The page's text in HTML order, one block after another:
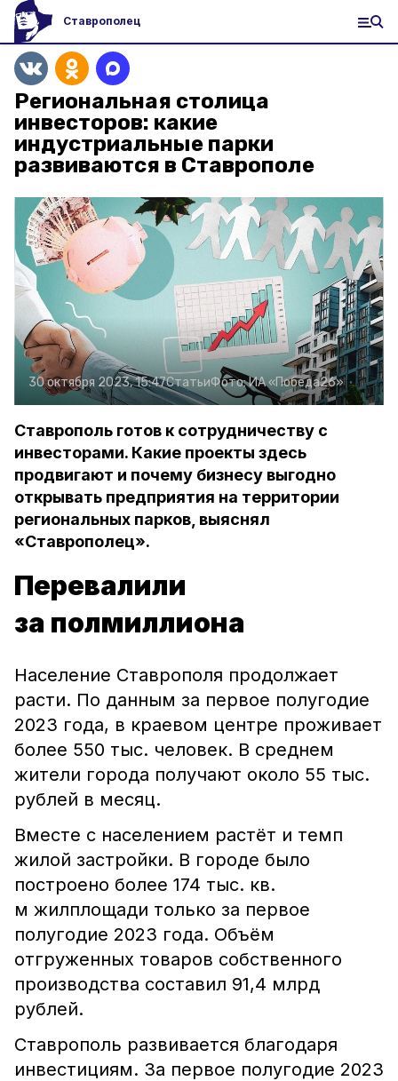
Ставрополец
Региональная столица
инвесторов: какие
индустриальные парки
развиваются в Ставрополе
30 октября 2023, 15:47СтатьиФото:ИА «Победа26»
Ставрополь готов к сотрудничеству с
инвесторами. Какие проекты здесь
продвигают и почему бизнесу выгодно
открывать предприятия на территории
региональных парков, выяснял
«Ставрополец».
Перевалили
за полмиллиона
Население Ставрополя продолжает
расти. По данным за первое полугодие
2023 года, в краевом центре проживает
более 550 тыс. человек. В среднем
жители города получают около 55 тыс.
рублей в месяц.
Вместе с населением растёт и темп
жилой застройки. В городе было
построено более 174 тыс. кв.
м жилплощади только за первое
полугодие 2023 года. Объём
отгруженных товаров собственного
производства составил 91,4 млрд
рублей.
Ставрополь развивается благодаря
инвестициям. За первое полугодие 2023